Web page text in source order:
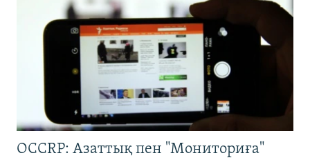
OCCRP: Азаттық пен "Мониториға"